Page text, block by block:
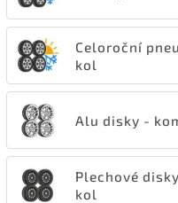
Celoroční
kol
Alu disky -
Plechové
kol